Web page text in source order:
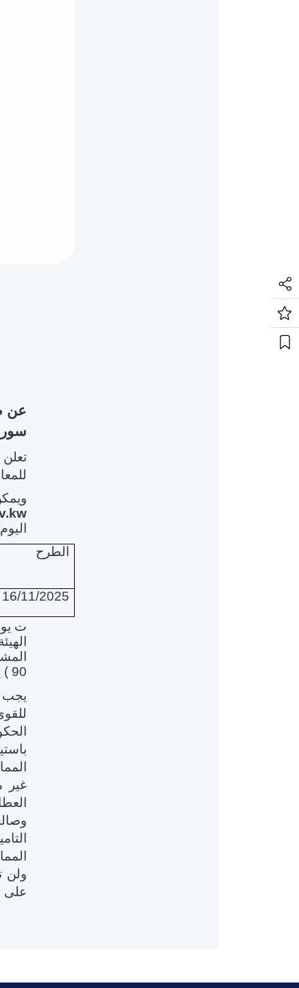
عن
تعلن
الطرح
16/11/2025
ت
90 ) يوما اعتبارا من تاريخ فض مظاريف العطاءات.
يجب
غير
ولن
على